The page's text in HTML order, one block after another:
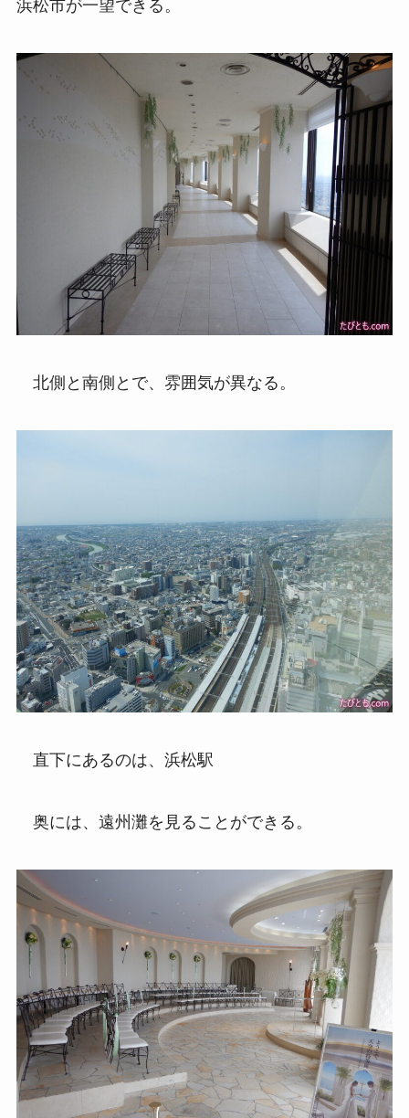
浜松市が一望できる。
北側と南側とで、雰囲気が異なる。
直下にあるのは、浜松駅
奥には、遠州灘を見ることができる。